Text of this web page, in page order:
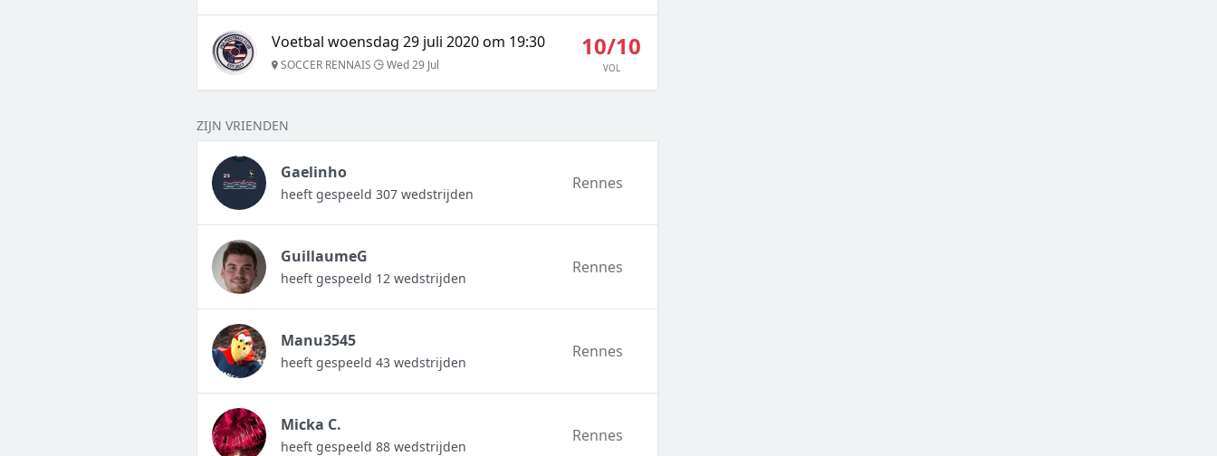
Voetbal woensdag 29 juli 2020 om 19:30
SOCCER RENNAIS Wed 29 Jul
10/10
VOL
ZIJN VRIENDEN
Gaelinho
heeft gespeeld 307 wedstrijden
Rennes
GuillaumeG
heeft gespeeld 12 wedstrijden
Rennes
Manu3545
heeft gespeeld 43 wedstrijden
Rennes
Micka C.
heeft gespeeld 88 wedstrijden
Rennes